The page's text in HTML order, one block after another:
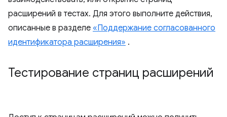
расширений в тестах. Для этого выполните действия,
описанные в разделе «Поддержание согласованного
идентификатора расширения» .
Тестирование страниц расширений